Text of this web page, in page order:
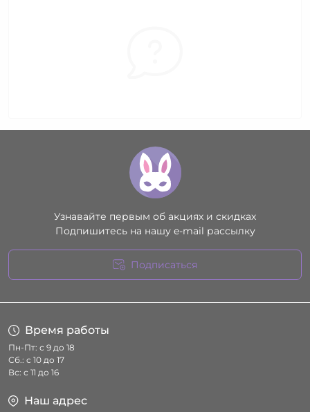
Узнавайте первым об акциях и скидках
Подпишитесь на нашу e-mail рассылку
Подписаться
Время работы
Пн-Пт: с 9 до 18
Сб.: с 10 до 17
Вс: с 11 до 16
Наш адрес